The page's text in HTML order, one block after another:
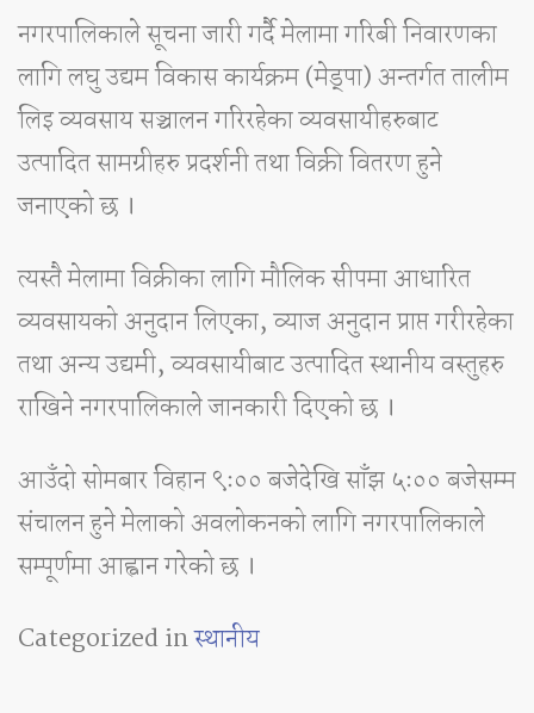
नगरपालिकाले सूचना जारी गर्दै मेलामा गरिबी निवारणका
लागि लघु उद्यम विकास कार्यक्रम (मेड्पा) अन्तर्गत तालीम
लिइ व्यवसाय सञ्चालन गरिरहेका व्यवसायीहरुबाट
उत्पादित सामग्रीहरु प्रदर्शनी तथा विक्री वितरण हुने
जनाएको छ ।
त्यस्तै मेलामा विक्रीका लागि मौलिक सीपमा आधारित
व्यवसायको अनुदान लिएका, व्याज अनुदान प्राप्त गरीरहेका
तथा अन्य उद्यमी, व्यवसायीबाट उत्पादित स्थानीय वस्तुहरु
राखिने नगरपालिकाले जानकारी दिएको छ ।
आउँदो सोमबार विहान ९ः०० बजेदेखि साँझ ५ः०० बजेसम्म
संचालन हुने मेलाको अवलोकनको लागि नगरपालिकाले
सम्पूर्णमा आह्वान गरेको छ ।
Categorized inस्थानीय